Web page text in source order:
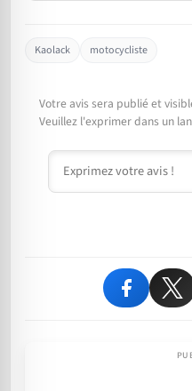
Kaolack motocycliste
Votre avis sera publié et
Veuillez l'exprimer dans un
Commentaire